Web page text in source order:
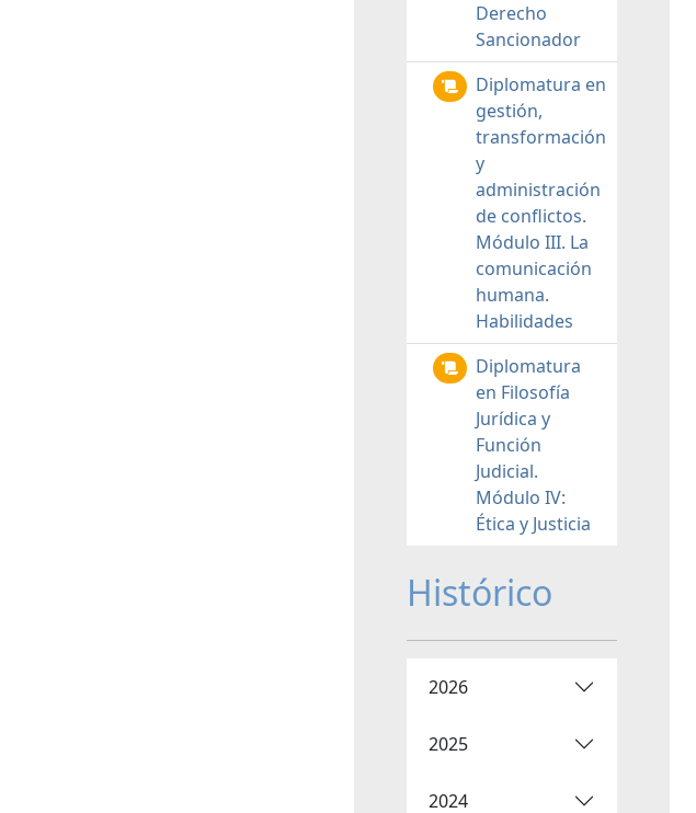
Derecho
Sancionador
Diplomatura en
gestión,
transformación
y
administración
de conflictos.
Módulo III. La
comunicación
humana.
Habilidades
Diplomatura
en Filosofía
Jurídica y
Función
Judicial.
Módulo IV:
Ética y Justicia
Histórico
2026
2025
2024